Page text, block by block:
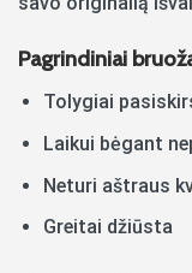
Pagrindiniai
Tolygiai
Laikui bėgant
Neturi aštraus
Greitai džiūsta